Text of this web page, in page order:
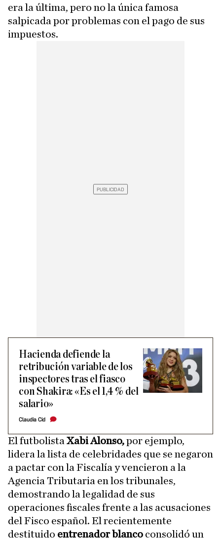
era la última, pero no la única famosa
salpicada por problemas con el pago de sus
impuestos.
Hacienda defiende la
retribución variable de los
inspectores tras el fiasco
con Shakira: «Es el 1,4 % del
salario»
Claudia Cid
El futbolista Xabi Alonso,por ejemplo,
lidera la lista de celebridades que se negaron
a pactar con la Fiscalía y vencieron a la
Agencia Tributaria en los tribunales,
demostrando la legalidad de sus
operaciones fiscales frente a las acusaciones
del Fisco español. El recientemente
destituido entrenador blanco consolidó un